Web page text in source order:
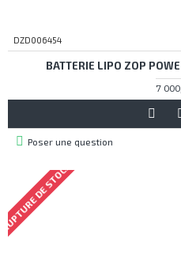
DZD006454
BATTERIE LIPO ZOP
7
Poser une question
DE STOCK